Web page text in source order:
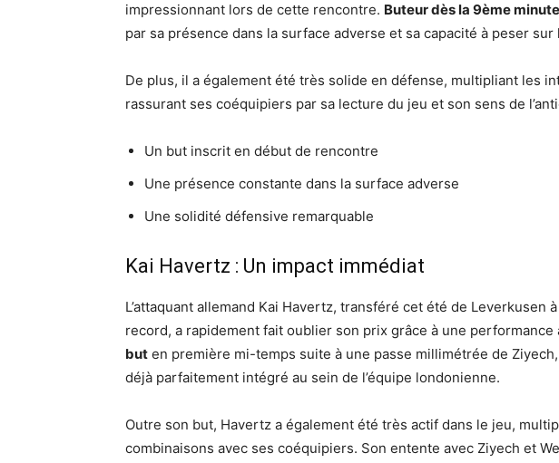
impressionnant lors de cette rencontre. Buteur dès la 9ème
par sa présence dans la surface adverse et sa capacité à peser
De plus, il a également été très solide en défense, multipliant les
rassurant ses coéquipiers par sa lecture du jeu et son sens de
Un but inscrit en début de rencontre
Une présence constante dans la surface adverse
Une solidité défensive remarquable
Kai Havertz : Un impact immédiat
L’attaquant allemand Kai Havertz, transféré cet été de Leverkusen
record, a rapidement fait oublier son prix grâce à une performance
but en première mi-temps suite à une passe millimétrée de
déjà parfaitement intégré au sein de l’équipe londonienne.
Outre son but, Havertz a également été très actif dans le jeu,
combinaisons avec ses coéquipiers. Son entente avec Ziyech et